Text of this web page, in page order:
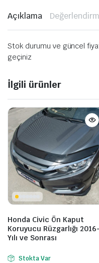
Açıklama
Stok durumu ve güncel
geçiniz
İlgili ürünler
Honda Civic Ön Kaput
Koruyucu Rüzgarlığı 2016-
Yılı ve Sonrası
Stokta Var